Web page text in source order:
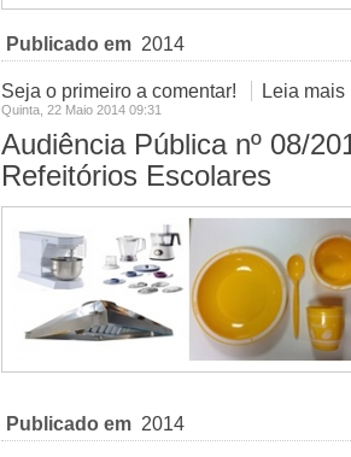
Publicado em 2014
Seja o primeiro a comentar! Leia mais
Quinta, 22 Maio 2014 09:31
Audiência Pública nº 08/
Refeitórios Escolares
Publicado em 2014